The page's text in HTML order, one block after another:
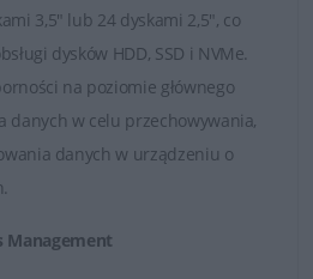
zewnętrznym dyskom
masowej fibre channel.
Dell to przede wszystkim
ilość pamięci masowej i
Serwery Dell Tower to
jako serwer baz danych,
3,5" lub 24 dyskami 2,5", co
dysków HDD, SSD i NVMe.
na poziomie głównego
danych w celu przechowywania,
danych w urządzeniu o
Management